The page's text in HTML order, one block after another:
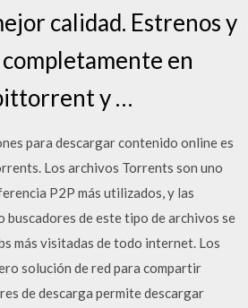
calidad. Estrenos y
en
y …
para descargar contenido online es
Los archivos Torrents son uno
P2P más utilizados, y las
buscadores de este tipo de archivos se
más visitadas de todo internet. Los
solución de red para compartir
de descarga permite descargar